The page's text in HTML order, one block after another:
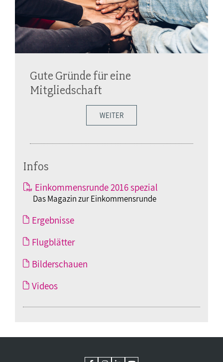
Gute Gründe für eine
Mitgliedschaft
WEITER
Infos
Einkommensrunde 2016 spezial
Das Magazin zur Einkommensrunde
Ergebnisse
Flugblätter
Bilderschauen
Videos